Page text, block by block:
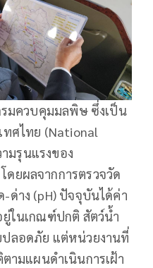
มควบคุมมลพิษ ซึ่งเป็น
ศไทย (National
มรุนแรงของ
ยผลจากการตรวจวัด
ด่าง (pH) ปัจจุบันได้ค่า
ในเกณฑ์ปกติ สัตว์น้ำ
ปลอดภัย แต่หน่วยงานที่
ามแผนดำเนินการเฝ้า